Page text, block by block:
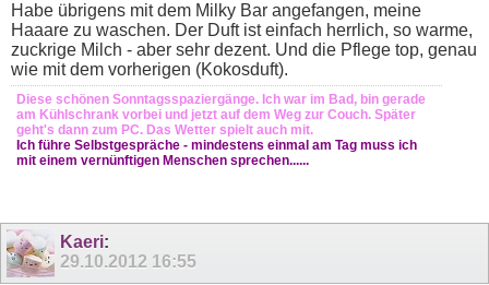
Habe übrigens mit dem Milky Bar angefangen, meine
Haaare zu waschen. Der Duft ist einfach herrlich, so warme,
zuckrige Milch - aber sehr dezent. Und die Pflege top, genau
wie mit dem vorherigen (Kokosduft).
Diese schönen Sonntagsspaziergänge. Ich war im Bad, bin gerade
am Kühlschrank vorbei und jetzt auf dem Weg zur Couch. Später
geht's dann zum PC. Das Wetter spielt auch mit.
Ich führe Selbstgespräche - mindestens einmal am Tag muss ich
mit einem vernünftigen Menschen sprechen......
Kaeri:
29.10.2012 16:55